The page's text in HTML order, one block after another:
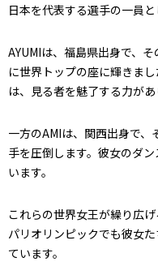
日本を代表する選手の一員と
AYUMIは、福島県出身で、
に世界トップの座に輝きま
は、見る者を魅了する力があ
一方のAMIは、関西出身で
手を圧倒します。彼女のダ
います。
これらの世界女王が繰り広
パリオリンピックでも彼女
ています。